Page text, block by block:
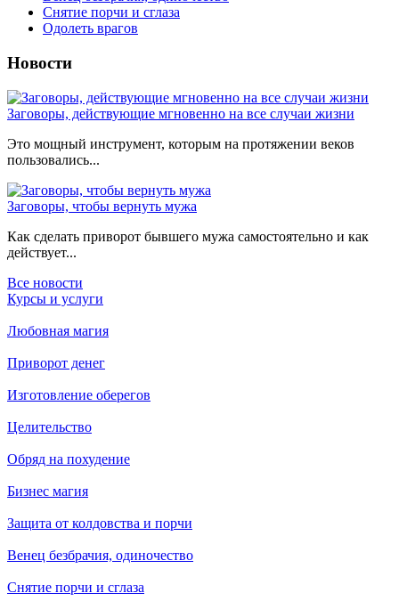
Снятие порчи и сглаза
Одолеть врагов
Новости
Заговоры, действующие мгновенно на все случаи жизни
Это мощный инструмент, которым на протяжении веков
пользовались...
Заговоры, чтобы вернуть мужа
Как сделать приворот бывшего мужа самостоятельно и как
действует...
Все новости
Курсы и услуги
Любовная магия
Приворот денег
Изготовление оберегов
Целительство
Обряд на похудение
Бизнес магия
Защита от колдовства и порчи
Венец безбрачия, одиночество
Снятие порчи и сглаза